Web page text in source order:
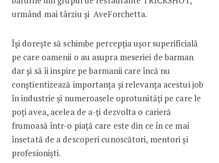
urmând mai târziu și AveForchetta.
Își dorește să schimbe percepția ușor superificială
pe care oamenii o au asupra meseriei de barman
dar și să îi inspire pe barmanii care încă nu
conștientizează importanța și relevanța acestui job
în industrie și numeroasele oprotunități pe care le
poți avea, acelea de a-ți dezvolta o carieră
frumoasă într-o piață care este din ce în ce mai
însetată de a descoperi cunoscători, mentori și
profesioniști.